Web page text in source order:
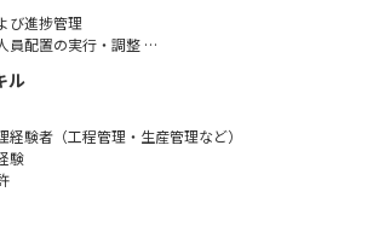
み】
ループ工場が対象となりますので、活躍の場が世界
リティ等多岐にわたる工場設備全体を対象設備とし
い知識と経験が得られます。
地経験を積むことで省エネ診断士としてのスキルが
び進捗管理
員配置の実行・調整
試作対応
程改善の実行
管製造係）
ル
経験者（工程管理・生産管理など）
験